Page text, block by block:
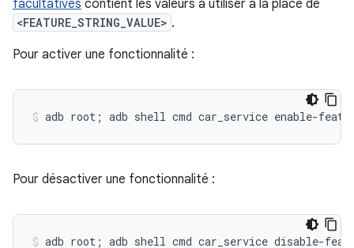
facultatives contient les valeurs à utiliser à la place de
<FEATURE_STRING_VALUE> .
Pour activer une fonctionnalité :
Pour désactiver une fonctionnalité :